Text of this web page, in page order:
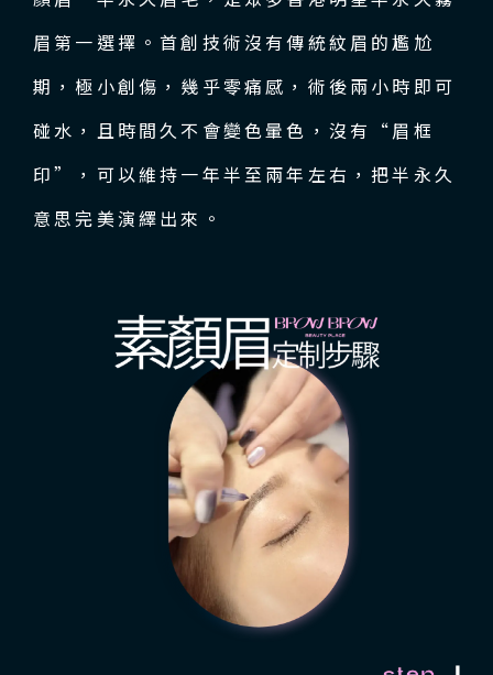
眉第一選擇。首創技術沒有傳統紋眉的尷尬
期，極小創傷，幾乎零痛感，術後兩小時即可
碰水，且時間久不會變色暈色，沒有“眉框
印”，可以維持一年半至兩年左右，把半永久
意思完美演繹出來。